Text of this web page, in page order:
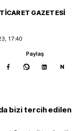
GAZETESI
17:40
Paylaş
N
bizi tercih